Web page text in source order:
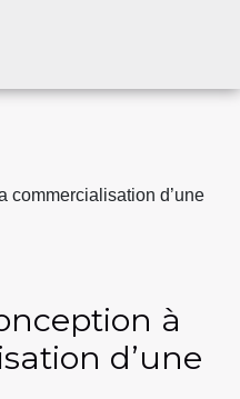
commercialisation d’une
à
d’une